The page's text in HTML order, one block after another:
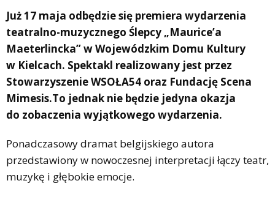
Już 17 maja odbędzie się premiera wydarzenia
teatralno-muzycznego Ślepcy „Maurice’a
Maeterlincka” w Wojewódzkim Domu Kultury
w Kielcach. Spektakl realizowany jest przez
Stowarzyszenie WSOŁA54 oraz Fundację Scena
Mimesis.To jednak nie będzie jedyna okazja
do zobaczenia wyjątkowego wydarzenia.
Ponadczasowy dramat belgijskiego autora
przedstawiony w nowoczesnej interpretacji łączy teatr,
muzykę i głębokie emocje.